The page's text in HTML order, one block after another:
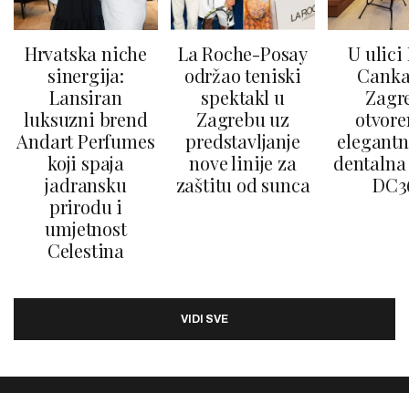
Hrvatska niche
sinergija:
Lansiran
luksuzni brend
Andart Perfumes
koji spaja
jadransku
prirodu i
umjetnost
Celestina
La Roche-Posay
održao teniski
spektakl u
Zagrebu uz
predstavljanje
nove linije za
zaštitu od sunca
U ulici
VIDI SVE